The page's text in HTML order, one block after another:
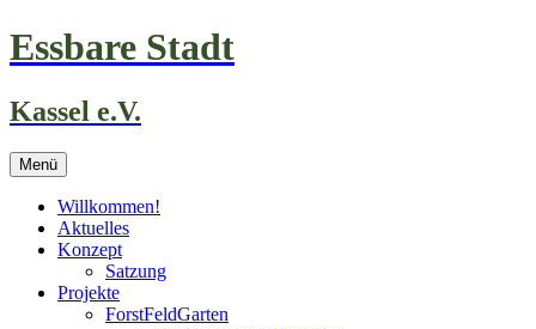
Zum
Inhalt
Essbare Stadt
Kassel e.V.
Menü
Willkommen!
Aktuelles
Konzept
Satzung
Projekte
ForstFeldGarten